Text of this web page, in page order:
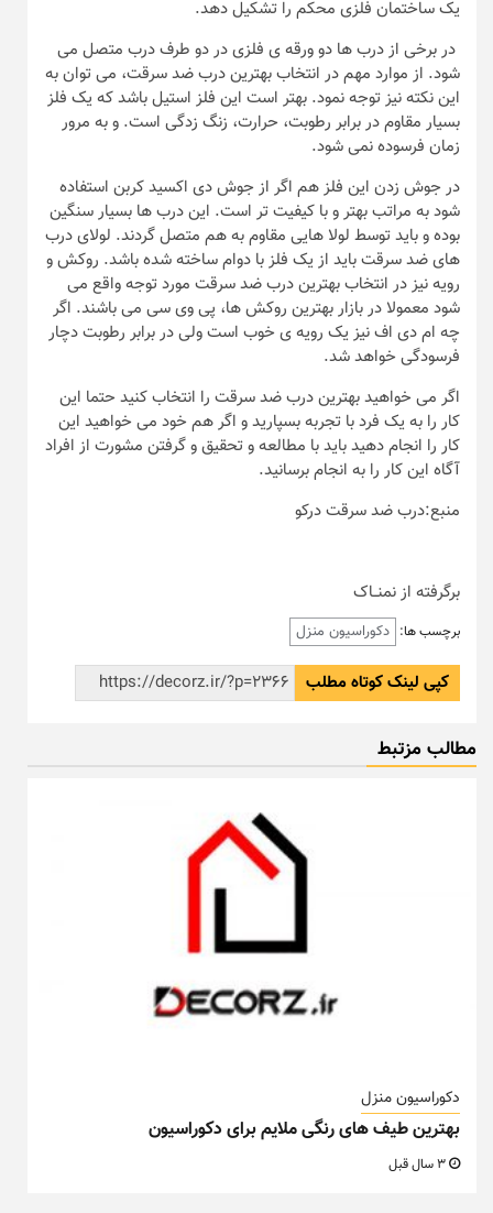
یک ساختمان فلزی محکم را تشکیل دهد.
در برخی از درب ها دو ورقه ی فلزی در دو طرف درب متصل می
شود. از موارد مهم در انتخاب بهترین درب ضد سرقت، می توان به
این نکته نیز توجه نمود. بهتر است این فلز استیل باشد که یک فلز
بسیار مقاوم در برابر رطوبت، حرارت، زنگ زدگی است. و به مرور
زمان فرسوده نمی شود.
در جوش زدن این فلز هم اگر از جوش دی اکسید کربن استفاده
شود به مراتب بهتر و با کیفیت تر است. این درب ها بسیار سنگین
بوده و باید توسط لولا هایی مقاوم به هم متصل گردند. لولای درب
های ضد سرقت باید از یک فلز با دوام ساخته شده باشد. روکش و
رویه نیز در انتخاب بهترین درب ضد سرقت مورد توجه واقع می
شود معمولا در بازار بهترین روکش ها، پی وی سی می باشند. اگر
چه ام دی اف نیز یک رویه ی خوب است ولی در برابر رطوبت دچار
فرسودگی خواهد شد.
اگر می خواهید بهترین درب ضد سرقت را انتخاب کنید حتما این
کار را به یک فرد با تجربه بسپارید و اگر هم خود می خواهید این
کار را انجام دهید باید با مطالعه و تحقیق و گرفتن مشورت از افراد
آگاه این کار را به انجام برسانید.
منبع:درب ضد سرقت درکو
برگرفته از نمنــاک
برچسب ها: دکوراسیون منزل
کپی لینک کوتاه مطلب
مطالب مزتبط
دکوراسیون منزل
بهترین طیف های رنگی ملایم برای دکوراسیون